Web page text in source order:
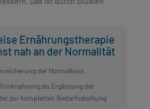
Ernährungstherapie
nah an der Normalität
der Normalkost.
als Ergänzung der
zur kompletten Bedarfsdeckung